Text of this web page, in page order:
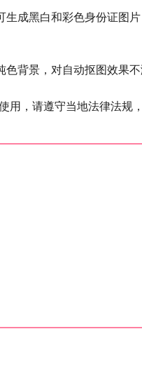
成黑白和彩色身份证图
背景，对自动抠图效果不
用，请遵守当地法律法规